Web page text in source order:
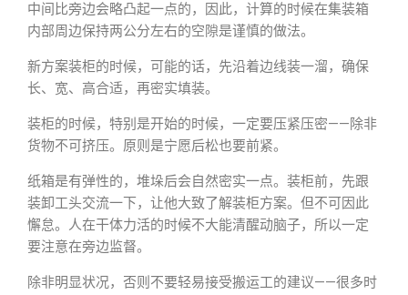
中间比旁边会略凸起一点的，因此，计算的时候在集装箱
内部周边保持两公分左右的空隙是谨慎的做法。
新方案装柜的时候，可能的话，先沿着边线装一溜，确保
长、宽、高合适，再密实填装。
装柜的时候，特别是开始的时候，一定要压紧压密——除非
货物不可挤压。原则是宁愿后松也要前紧。
纸箱是有弹性的，堆垛后会自然密实一点。装柜前，先跟
装卸工头交流一下，让他大致了解装柜方案。但不可因此
懈怠。人在干体力活的时候不大能清醒动脑子，所以一定
要注意在旁边监督。
除非明显状况，否则不要轻易接受搬运工的建议——很多时